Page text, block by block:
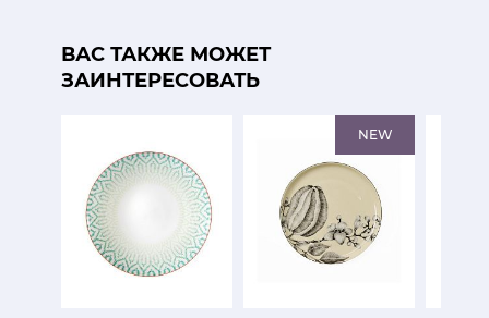
ВАС ТАКЖЕ МОЖЕТ
ЗАИНТЕРЕСОВАТЬ
NEW